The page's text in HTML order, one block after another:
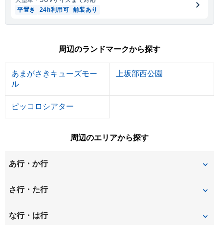
平置き
24h利用可 舗装あり
周辺のランドマークから探す
あまがさきキューズモー
ル
上坂部西公園
ピッコロシアター
周辺のエリアから探す
あ行・か行
今福
大和田
さ行・た行
下坂部
な行・は行